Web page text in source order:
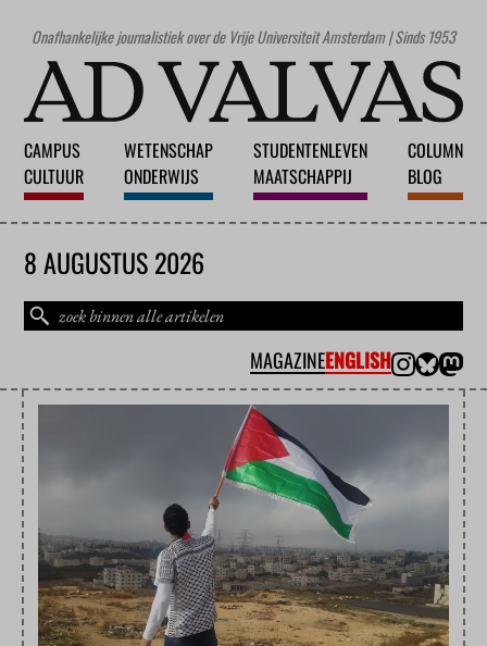
Onafhankelijke journalistiek over de Vrije Universiteit Amsterdam | Sinds 1953
CAMPUS
CULTUUR
WETENSCHAP
ONDERWIJS
STUDENTENLEVEN
MAATSCHAPPIJ
COLUMN
BLOG
8 AUGUSTUS 2026
MAGAZINEENGLISH